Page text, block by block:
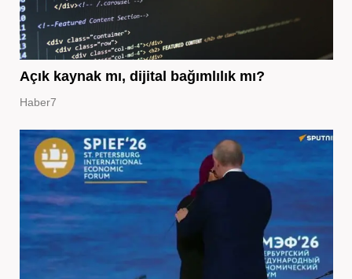
Açık kaynak mı, dijital bağımlılık mı?
Haber7